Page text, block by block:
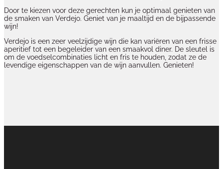
Door te kiezen voor deze gerechten kun je optimaal genieten van
de smaken van Verdejo. Geniet van je maaltijd en de bijpassende
wijn!
Verdejo is een zeer veelzijdige wijn die kan variëren van een frisse
aperitief tot een begeleider van een smaakvol diner. De sleutel is
om de voedselcombinaties licht en fris te houden, zodat ze de
levendige eigenschappen van de wijn aanvullen. Genieten!